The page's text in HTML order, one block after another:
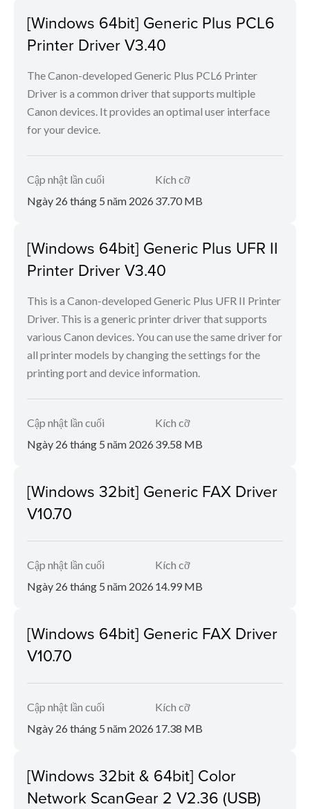
[Windows 64bit] Generic Plus PCL6
Printer Driver V3.40
The Canon-developed Generic Plus PCL6 Printer
Driver is a common driver that supports multiple
Canon devices. It provides an optimal user interface
for your device.
Cập nhật lần cuối
Ngày 26 tháng 5 năm 2026
Kích cỡ
37.70 MB
[Windows 64bit] Generic Plus UFR II
Printer Driver V3.40
This is a Canon-developed Generic Plus UFR II Printer
Driver. This is a generic printer driver that supports
various Canon devices. You can use the same driver for
all printer models by changing the settings for the
printing port and device information.
Cập nhật lần cuối
Ngày 26 tháng 5 năm 2026
Kích cỡ
39.58 MB
[Windows 32bit] Generic FAX Driver
V10.70
Cập nhật lần cuối
Ngày 26 tháng 5 năm 2026
Kích cỡ
14.99 MB
[Windows 64bit] Generic FAX Driver
V10.70
Cập nhật lần cuối
Ngày 26 tháng 5 năm 2026
Kích cỡ
17.38 MB
[Windows 32bit & 64bit] Color
Network ScanGear 2 V2.36 (USB)